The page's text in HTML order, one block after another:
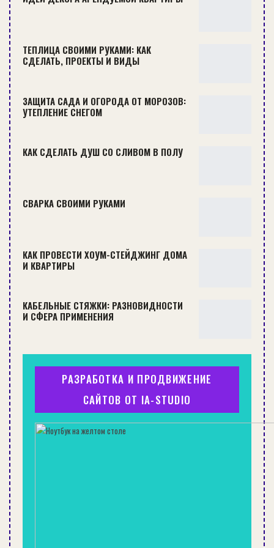
Независимо от степени и глубины изменения
(порчи) объекта при проведении
реставрационно-строительных работ для
начала вам потребуется разработать эскиз
архитектурного проекта. Обычно, такие
документы составляют архитекторы, которым
хозяин дома доступно излагает свои идеи,
представляет фото ремонтируемого объекта и
провозит к нему. Затем, по утвержденному
эскизу, составляют рабочий проект, подбирают
материалы, составляют смету, делают закупки и
приступают к работе.
К содержанию ↑
СЕЙЧАС ЧИТАЮТ:
ТЕПЛИЦА СВОИМИ РУКАМИ: КАК
СДЕЛАТЬ, ПРОЕКТЫ И ВИДЫ
ЗАЩИТА САДА И ОГОРОДА ОТ МОРОЗОВ:
УТЕПЛЕНИЕ СНЕГОМ
КАК СДЕЛАТЬ ДУШ СО СЛИВОМ В ПОЛУ
СВАРКА СВОИМИ РУКАМИ
КАК ПРОВЕСТИ ХОУМ-СТЕЙДЖИНГ ДОМА
И КВАРТИРЫ
КАБЕЛЬНЫЕ СТЯЖКИ: РАЗНОВИДНОСТИ
И СФЕРА ПРИМЕНЕНИЯ
РАЗРАБОТКА И ПРОДВИЖЕНИЕ
САЙТОВ ОТ IA-STUDIO